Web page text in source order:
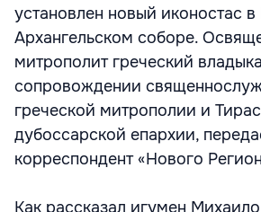
установлен новый иконостас
Архангельском соборе.
митрополит греческий
сопровождении
греческой митрополии и
дубоссарской епархии,
корреспондент «Нового
Как рассказал игумен